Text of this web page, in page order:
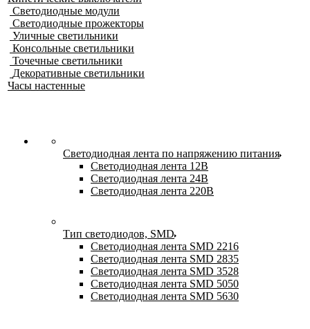
Светодиодные модули
Светодиодные прожекторы
Уличные светильники
Консольные светильники
Точечные светильники
Декоративные светильники
Часы настенные
Светодиодная лента по напряжению питания
Светодиодная лента 12В
Светодиодная лента 24В
Светодиодная лента 220В
Тип светодиодов, SMD
Cветодиодная лента SMD 2216
Светодиодная лента SMD 2835
Светодиодная лента SMD 3528
Светодиодная лента SMD 5050
Светодиодная лента SMD 5630